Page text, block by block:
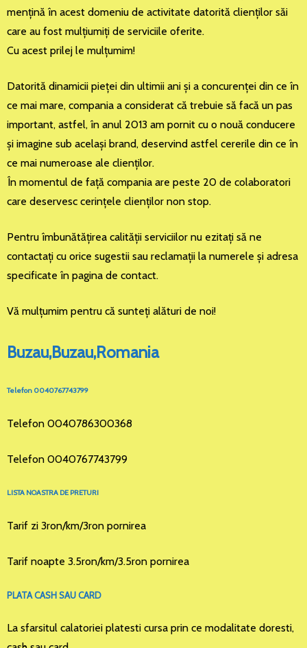
menţină în acest domeniu de activitate datorită clienţilor săi
care au fost mulţiumiţi de serviciile oferite.
Cu acest prilej le mulţumim!
Datorită dinamicii pieţei din ultimii ani şi a concurenţei din ce în
ce mai mare, compania a considerat că trebuie să facă un pas
important, astfel, în anul 2013 am pornit cu o nouă conducere
şi imagine sub acelaşi brand, deservind astfel cererile din ce în
ce mai numeroase ale clienţilor.
În momentul de faţă compania are peste 20 de colaboratori
care deservesc cerinţele clienţilor non stop.
Pentru îmbunătăţirea calităţii serviciilor nu ezitaţi să ne
contactaţi cu orice sugestii sau reclamaţii la numerele şi adresa
specificate în pagina de contact.
Vă mulţumim pentru că sunteţi alături de noi!
Buzau,Buzau,Romania
Telefon 0040767743799
Telefon 0040786300368
Telefon 0040767743799
LISTA NOASTRA DE PRETURI
Tarif zi 3ron/km/3ron pornirea
Tarif noapte 3.5ron/km/3.5ron pornirea
PLATA CASH SAU CARD
La sfarsitul calatoriei platesti cursa prin ce modalitate doresti,